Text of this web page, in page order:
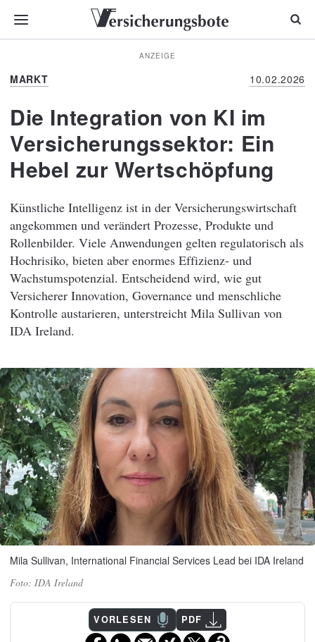
ANZEIGE
MARKT 10.02.2026
Die Integration von KI im
Versicherungssektor: Ein
Hebel zur Wertschöpfung
Künstliche Intelligenz ist in der Versicherungswirtschaft
angekommen und verändert Prozesse, Produkte und
Rollenbilder. Viele Anwendungen gelten regulatorisch als
Hochrisiko, bieten aber enormes Effizienz- und
Wachstumspotenzial. Entscheidend wird, wie gut
Versicherer Innovation, Governance und menschliche
Kontrolle austarieren, unterstreicht Mila Sullivan von
IDA Ireland.
Mila Sullivan, International Financial Services Lead bei IDA Ireland
IDA Ireland
VORLESEN PDF